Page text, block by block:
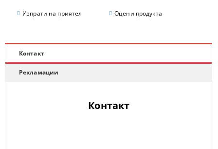
Изпрати на приятел Оцени продукта
Контакт
Рекламации
Контакт